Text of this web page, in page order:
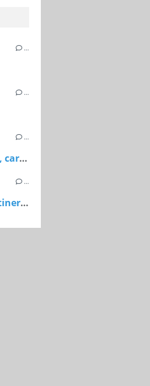
…
…
…
Bûche maison crème au beurre, caramel au beurre salé, feuillantine et génoise
…
Sapins feuilletés à la pâte à tartiner maison